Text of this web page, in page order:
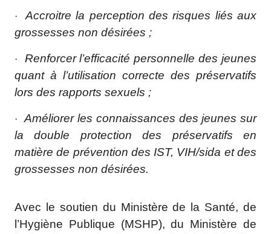
·
Accroitre la perception des risques liés aux
grossesses non désirées ;
·
Renforcer l’efficacité personnelle des jeunes
quant à l’utilisation correcte des préservatifs
lors des rapports sexuels ;
·
Améliorer les connaissances des jeunes sur
la double protection des préservatifs en
matière de prévention des IST, VIH/sida et des
grossesses non désirées.
Avec le soutien du Ministère de la Santé, de
l’Hygiène Publique (MSHP), du Ministère de